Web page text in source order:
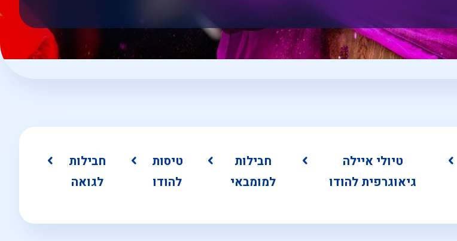
טיולי איילה
גיאוגרפית להודו
חבילות
למומבאי
טיסות
להודו
חבילות
לגואה